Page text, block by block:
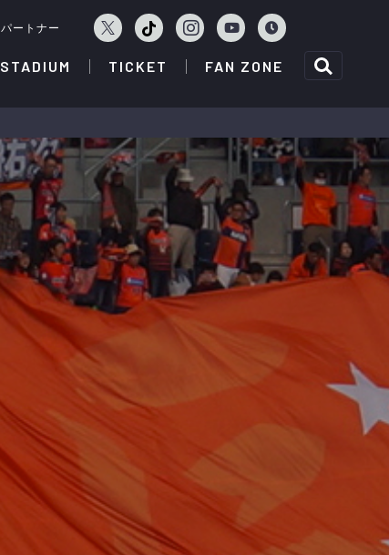
パートナー
STADIUM TICKET FAN ZONE